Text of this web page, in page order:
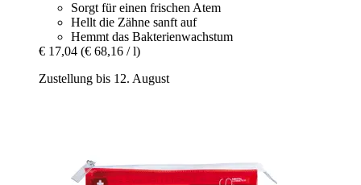
Sorgt für einen frischen Atem
Hellt die Zähne sanft auf
Hemmt das Bakterienwachstum
€ 17,04 (€ 68,16 / l)
Zustellung bis 12. August